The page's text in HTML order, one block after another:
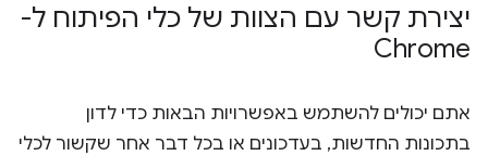
יצירת קשר עם הצוות של כלי הפיתוח ל-
Chrome
אתם יכולים להשתמש באפשרויות הבאות כדי לדון
בתכונות החדשות, בעדכונים או בכל דבר אחר שקשור לכלי